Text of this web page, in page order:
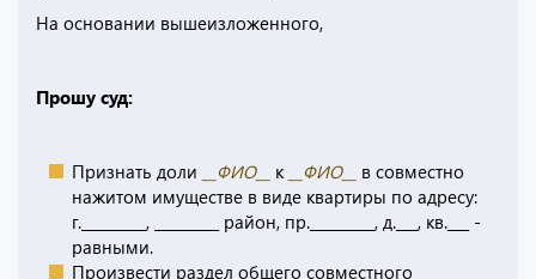
На основании вышеизложенного,
Прошу суд:
Признать доли __ФИО__ к __ФИО__
в совместно
нажитом имуществе в виде квартиры по адресу:
г._________, _________ район, пр._________, д.___, кв.___ -
равными.
Произвести раздел общего совместного